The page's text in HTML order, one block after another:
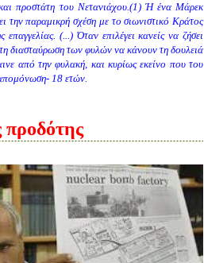
προστάτη του Νετανιάχου.(1) Ή ένα Μάρεκ
την παραμικρή σχέση με το σιωνιστικό Κράτος
(...) Όταν επιλέγει κανείς να ζήσει
διασταύρωση των φυλών να κάνουν τη δουλειά
από την φυλακή, και κυρίως εκείνο που του
απομόνωση- 18 ετών.
προδότης